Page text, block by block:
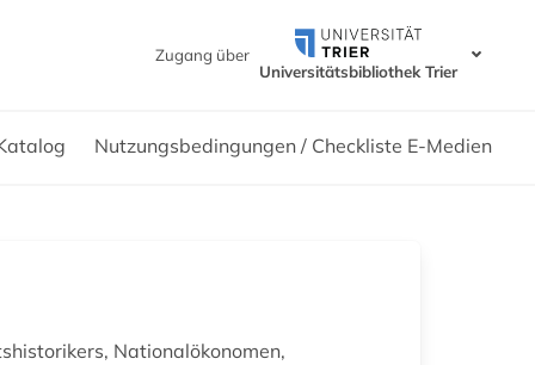
Zugang über
Universitätsbibliothek Trier
Nutzungsbedingungen / Checkliste E-Medien
Nationalökonomen,